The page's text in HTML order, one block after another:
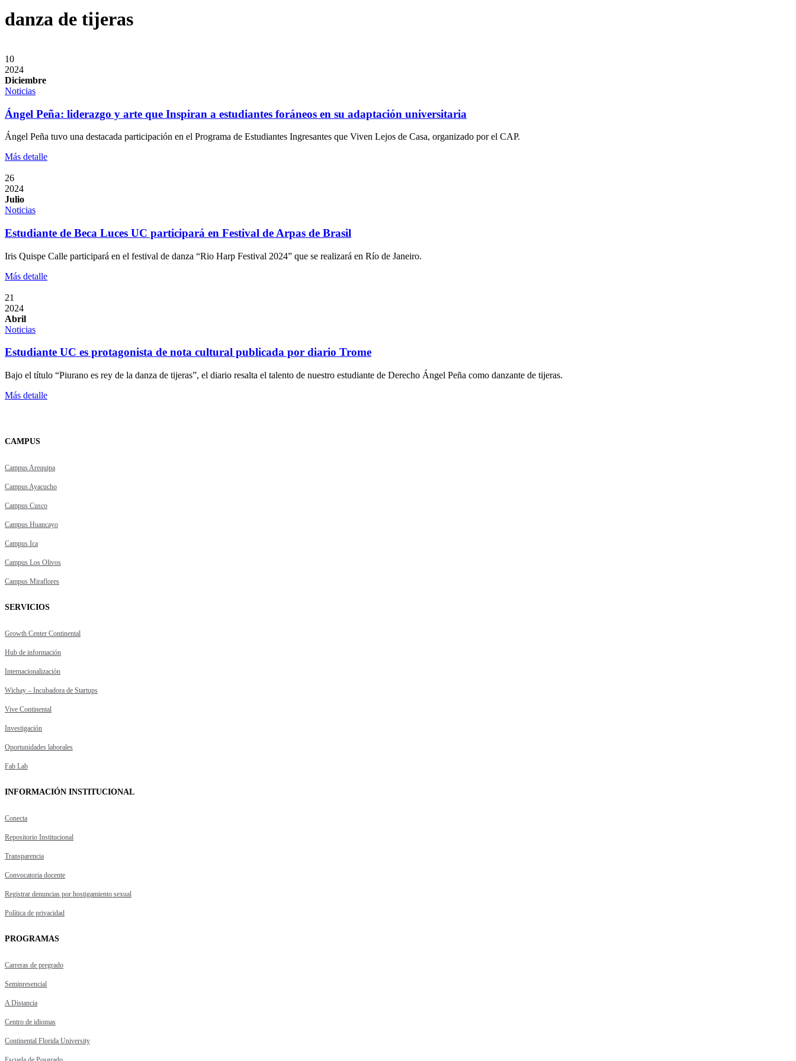
danza de tijeras
10
2024
Diciembre
Noticias
Ángel Peña: liderazgo y arte que Inspiran a estudiantes foráneos en su adaptación universitaria
Ángel Peña tuvo una destacada participación en el Programa de Estudiantes Ingresantes que Viven Lejos de Casa, organizado por el CAP.
Más detalle
26
2024
Julio
Noticias
Estudiante de Beca Luces UC participará en Festival de Arpas de Brasil
Iris Quispe Calle participará en el festival de danza “Rio Harp Festival 2024” que se realizará en Río de Janeiro.
Más detalle
21
2024
Abril
Noticias
Estudiante UC es protagonista de nota cultural publicada por diario Trome
Bajo el título “Piurano es rey de la danza de tijeras”, el diario resalta el talento de nuestro estudiante de Derecho Ángel Peña como danzante de tijeras.
Más detalle
CAMPUS
Campus Arequipa
Campus Ayacucho
Campus Cusco
Campus Huancayo
Campus Ica
Campus Los Olivos
Campus Miraflores
SERVICIOS
Growth Center Continental
Hub de información
Internacionalización
Wichay – Incubadora de Startups
Vive Continental
Investigación
Oportunidades laborales
Fab Lab
INFORMACIÓN INSTITUCIONAL
Conecta
Repositorio Institucional
Transparencia
Convocatoria docente
Registrar denuncias por hostigamiento sexual
Política de privacidad
PROGRAMAS
Carreras de pregrado
Semipresencial
A Distancia
Centro de idiomas
Continental Florida University